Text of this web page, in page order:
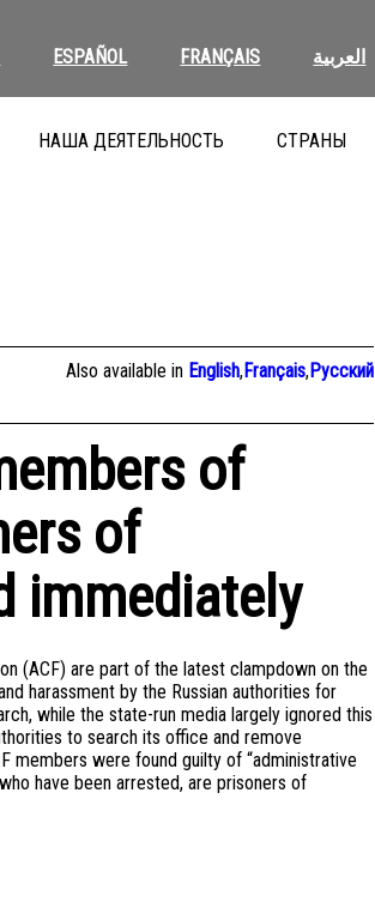
ESPAÑOL FRANÇAIS العربية
НАША ДЕЯТЕЛЬНОСТЬ СТРАНЫ
Also available in English,Français,Русский
of
of
immediately
(ACF) are part of the latest clampdown on the
harassment by the Russian authorities for
while the state-run media largely ignored this
to search its office and remove
members were found guilty of “administrative
have been arrested, are prisoners of